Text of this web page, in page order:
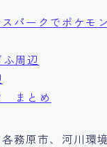
パークでポケモ
周辺
まとめ
務原市、河川環